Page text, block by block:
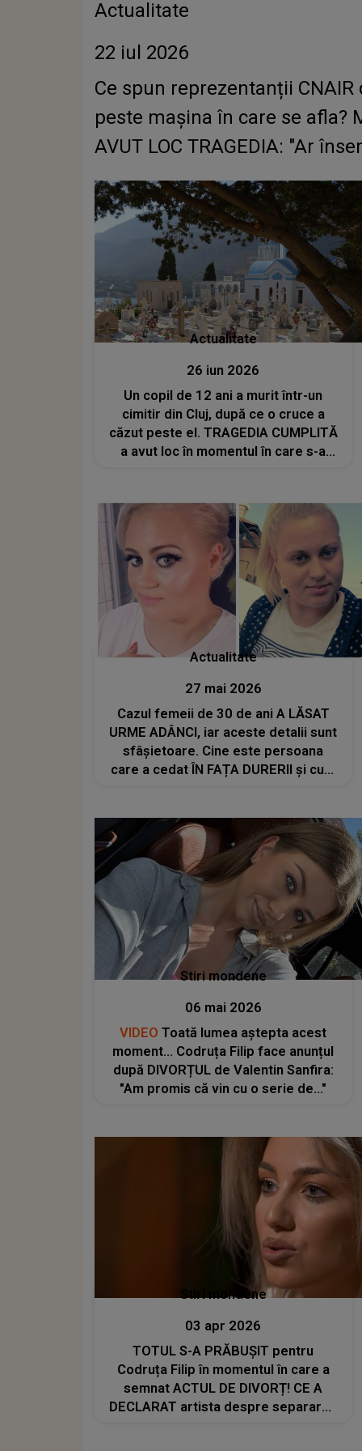
Actualitate
22 iul 2026
Ce spun reprezentanții
peste mașina în care se afla?
AVUT LOC TRAGEDIA: "Ar
Actualitate
26 iun 2026
Un copil de 12 ani a murit într-un
cimitir din Cluj, după ce o cruce a
căzut peste el. TRAGEDIA CUMPLITĂ
a avut loc în momentul în care s-a
Actualitate
27 mai 2026
Cazul femeii de 30 de ani A LĂSAT
URME ADÂNCI, iar aceste detalii sunt
sfâșietoare. Cine este persoana
care a cedat ÎN FAȚA DURERII și cum
Stiri mondene
06 mai 2026
VIDEO Toată lumea aștepta acest
moment... Codruța Filip face anunțul
după DIVORȚUL de Valentin Sanfira:
"Am promis că vin cu o serie de..."
Stiri mondene
03 apr 2026
TOTUL S-A PRĂBUȘIT pentru
Codruța Filip în momentul în care a
semnat ACTUL DE DIVORȚ! CE A
DECLARAT artista despre separarea